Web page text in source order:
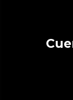
Cuerpo resistente y